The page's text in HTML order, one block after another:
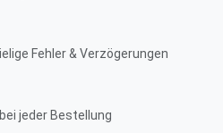
Fehler & Verzögerungen
jeder Bestellung